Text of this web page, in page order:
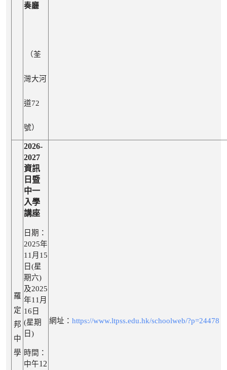
奏廳
（荃
灣大河
道72
號）
羅
定
邦
中
學
2026-
2027
資訊
日暨
中一
入學
講座
日期：
2025年
11月15
日(星
期六)
及2025
年11月
16日
(星期
日)
時間：
中午12
網址： https://www.ltpss.edu.hk/schoolweb/?p=24478